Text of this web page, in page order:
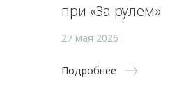
при «За рулем»
27 мая 2026
Подробнее